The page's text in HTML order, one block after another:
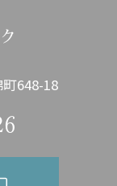
648-18